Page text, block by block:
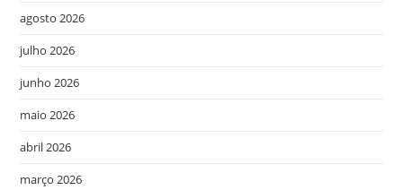
agosto 2026
julho 2026
junho 2026
maio 2026
abril 2026
março 2026